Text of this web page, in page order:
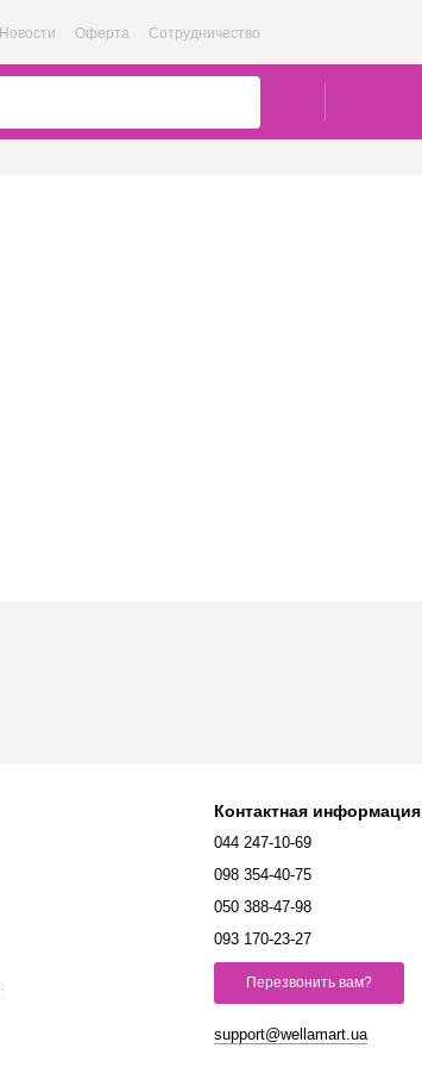
Новости Оферта Сотрудничество
Контактная информация
044 247-10-69
098 354-40-75
050 388-47-98
093 170-23-27
Перезвонить вам?
support@wellamart.ua